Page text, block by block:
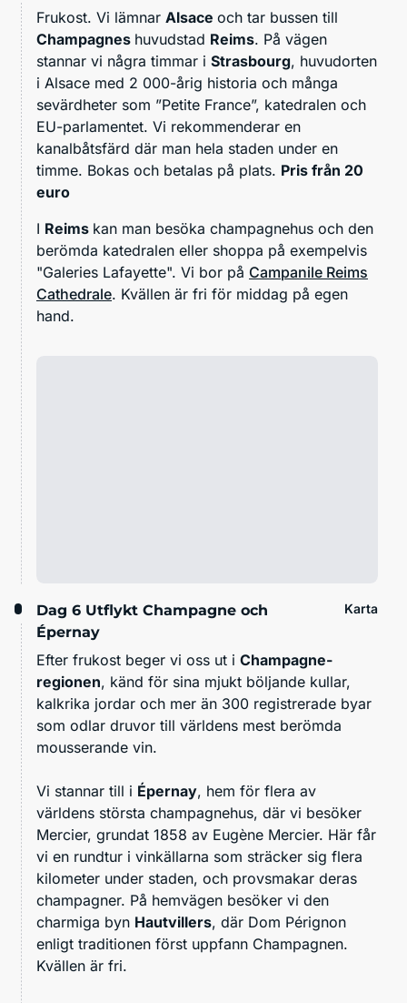
Frukost. Vi lämnar Alsace och tar bussen till
Champagnes huvudstad Reims. På vägen
stannar vi några timmar i Strasbourg, huvudorten
i Alsace med 2 000-årig historia och många
sevärdheter som ”Petite France”, katedralen och
EU-parlamentet. Vi rekommenderar en
kanalbåtsfärd där man hela staden under en
timme. Bokas och betalas på plats. Pris från 20
euro
I Reims kan man besöka champagnehus och den
berömda katedralen eller shoppa på exempelvis
"Galeries Lafayette". Vi bor på Campanile Reims
Cathedrale. Kvällen är fri för middag på egen
hand.
Dag 6 Utflykt Champagne och
Épernay
Karta
Efter frukost beger vi oss ut i Champagne-
regionen, känd för sina mjukt böljande kullar,
kalkrika jordar och mer än 300 registrerade byar
som odlar druvor till världens mest berömda
mousserande vin.
Vi stannar till i Épernay, hem för flera av
världens största champagnehus, där vi besöker
Mercier, grundat 1858 av Eugène Mercier. Här får
vi en rundtur i vinkällarna som sträcker sig flera
kilometer under staden, och provsmakar deras
champagner. På hemvägen besöker vi den
charmiga byn Hautvillers, där Dom Pérignon
enligt traditionen först uppfann Champagnen.
Kvällen är fri.